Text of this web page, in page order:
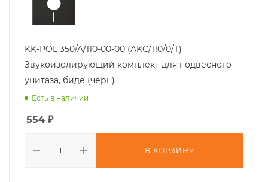
KK-POL 350/A/110-00-00 (AKC/110/0/T)
Звукоизолирующий комплект для подвесного
унитаза, биде (черн)
Есть в наличии
554 ₽
В КОРЗИНУ